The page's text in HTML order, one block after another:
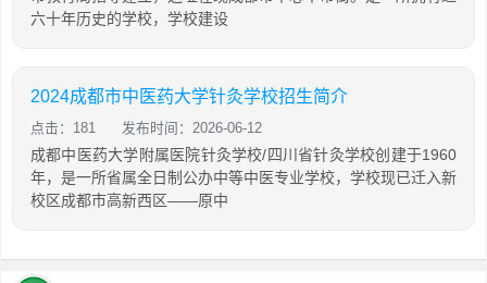
六十年历史的学校，学校建设
2024成都市中医药大学针灸学校招生简介
点击：181 发布时间：2026-06-12
成都中医药大学附属医院针灸学校/四川省针灸学校创建于1960
年，是一所省属全日制公办中等中医专业学校，学校现已迁入新
校区成都市高新西区——原中